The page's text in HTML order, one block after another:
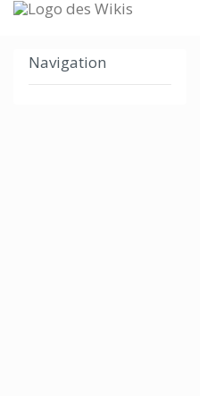
Zum
Start
Navigation